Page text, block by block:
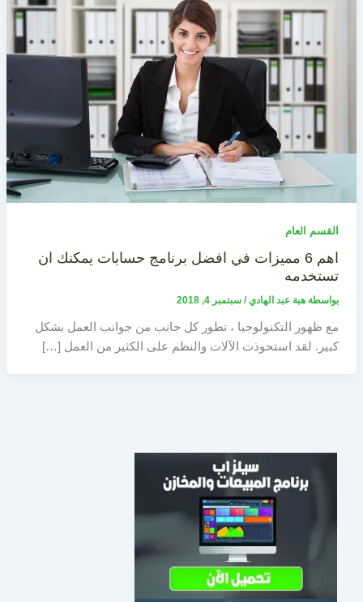
القسم العام
اهم 6 مميزات في افضل برنامج حسابات يمكنك ان
تستخدمه
بواسطة هبة عبد الهادي/ سبتمبر 4, 2018
مع ظهور التكنولوجيا ، تطور كل جانب من جوانب العمل بشكل
كبير. لقد استحوذت الآلات والنظم على الكثير من العمل […]